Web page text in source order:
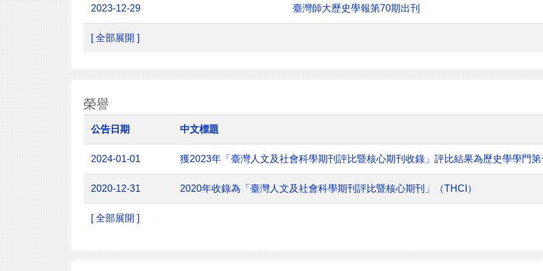
2023-12-29 臺灣師大歷史學報第70期出刊
[ 全部展開 ]
榮譽
公告日期 中文標題
2024-01-01 獲2023年「臺灣人文及社會科學期刊評比暨核心期刊收錄」評比結果為歷史學學門
2020-12-31 2020年收錄為「臺灣人文及社會科學期刊評比暨核心期刊」（THCI）
[ 全部展開 ]